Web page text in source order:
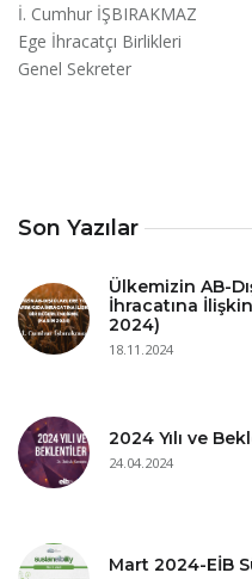
Son Yazılar
Ülkemizin AB-
İhracatına
2024)
18.11.2024
2024 Yılı ve
24.04.2024
Mart 2024-EİB
İ. Cumhur İŞBIRAKMAZ
Ege İhracatçı Birlikleri
Genel Sekreter